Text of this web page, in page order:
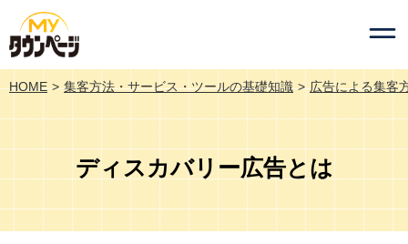
HOME 集客方法・サービス・ツールの基礎知識 広告による集客
ディスカバリー広告とは